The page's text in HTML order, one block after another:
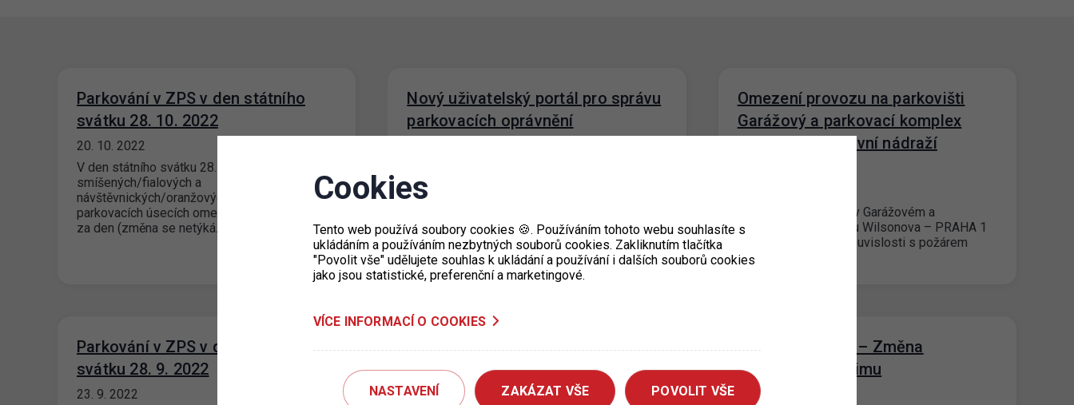
Parkování v ZPS v den státního
svátku 28. 10. 2022
20. 10. 2022
V den státního svátku 28. října 2022 bude ve
smíšených/fialových a
návštěvnických/oranžových
parkovacích úsecích omezena maximální cena
za den (změna se netýká…
Nový uživatelský portál pro správu
parkovacích oprávnění
rozhraní přicházíme s novým webovým
portálem Klientské zóny pro správu
současné…
Omezení provozu na parkovišti
Garážový a parkovací komplex
Wilsonova – Hlavní nádraží
dnes došlo k požáru v Garážovém a
parkovacím komplexu Wilsonova – PRAHA 1
– Hlavní Nádraží V souvislosti s požárem
je objekt…
Parkování v ZPS v den státního
svátku 28. 9. 2022
23. 9. 2022
Dočasné uzavření výdejny
parkovacích oprávnění Prahy 4
19. 9. 2022
P+R KOTLÁŘKA – Změna
parkovacího režimu
14. 9. 2022
Cookies
Tento web používá soubory cookies 🍪. Používáním tohoto webu souhlasíte s
ukládáním a používáním nezbytných souborů cookies. Zakliknutím tlačítka
"Povolit vše" udělujete souhlas k ukládání a používání i dalších souborů cookies
jako jsou statistické, preferenční a marketingové.
VÍCE INFORMACÍ O COOKIES
NASTAVENÍ ZAKÁZAT VŠE POVOLIT VŠE